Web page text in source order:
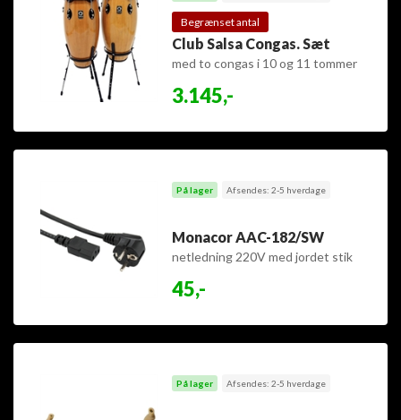
Begrænset antal
Club Salsa Congas. Sæt
med to congas i 10 og 11 tommer
3.145,-
På lager Afsendes: 2-5 hverdage
Monacor AAC-182/SW
netledning 220V med jordet stik
45,-
På lager Afsendes: 2-5 hverdage